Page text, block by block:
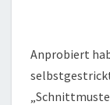
Anprobiert